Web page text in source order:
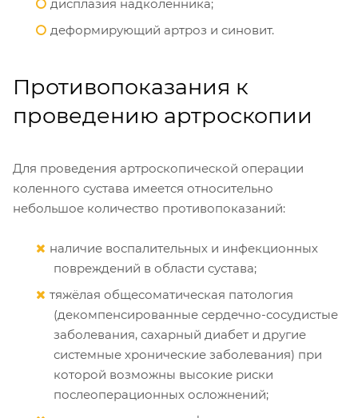
дисплазия надколенника;
деформирующий артроз и синовит.
Противопоказания к
проведению артроскопии
Для проведения артроскопической операции
коленного сустава имеется относительно
небольшое количество противопоказаний:
наличие воспалительных и инфекционных
повреждений в области сустава;
тяжёлая общесоматическая патология
(декомпенсированные сердечно-сосудистые
заболевания, сахарный диабет и другие
системные хронические заболевания) при
которой возможны высокие риски
послеоперационных осложнений;